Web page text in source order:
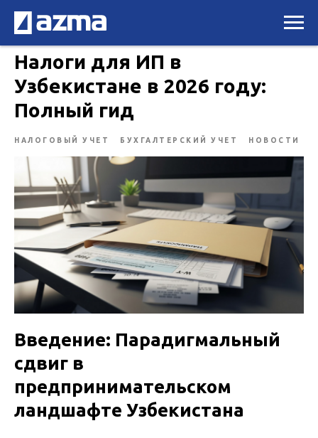
Налоги для ИП в
Узбекистане в 2026 году:
Полный гид
НАЛОГОВЫЙ УЧЕТ БУХГАЛТЕРСКИЙ УЧЕТ НОВОСТИ
Введение: Парадигмальный
сдвиг в
предпринимательском
ландшафте Узбекистана